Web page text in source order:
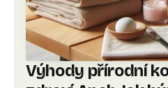
Výhody přírodní